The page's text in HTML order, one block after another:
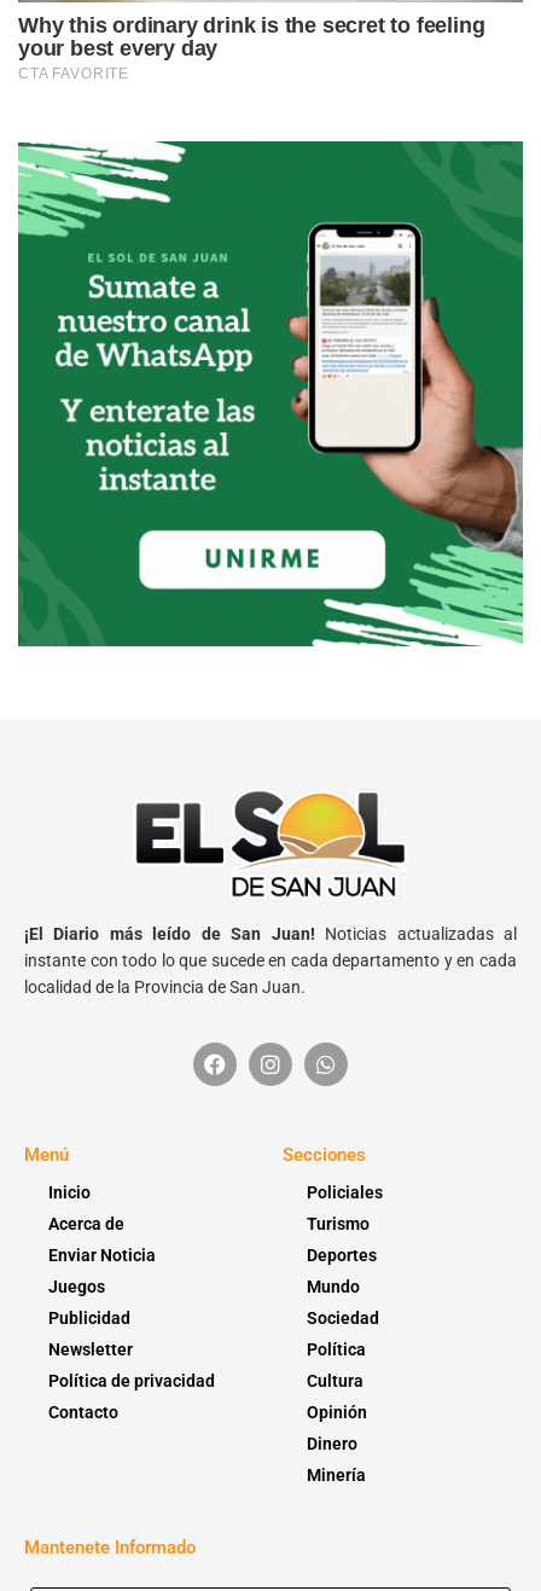
¡El Diario más leído de San Juan! Noticias actualizadas al
instante con todo lo que sucede en cada departamento y en cada
localidad de la Provincia de San Juan.
Menú
Inicio
Acerca de
Enviar Noticia
Juegos
Publicidad
Newsletter
Política de privacidad
Contacto
Secciones
Policiales
Turismo
Deportes
Mundo
Sociedad
Política
Cultura
Opinión
Dinero
Minería
Mantenete Informado